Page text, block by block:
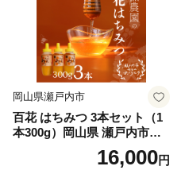
岡山県瀬戸内市
百花 はちみつ 3本セット（1
本300g）岡山県 瀬戸内市産
石黒農園 ヨーグルト パン 砂
糖の代わり 香り高い いい香
16,000円